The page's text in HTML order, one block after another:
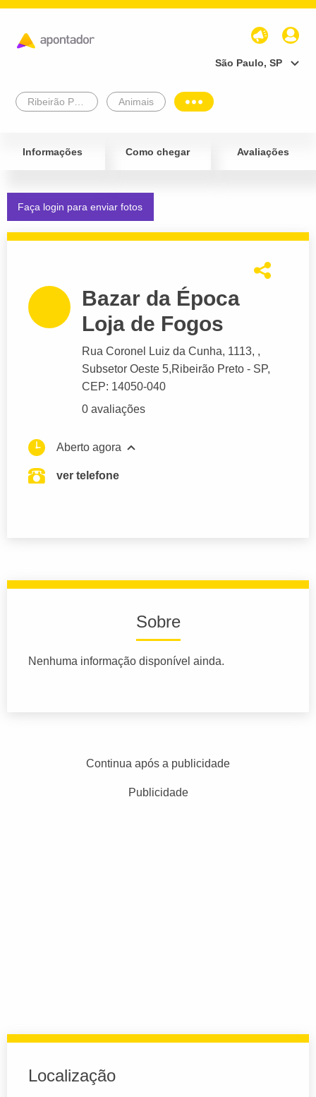
São Paulo, SP
Animais
Informações Como chegar Avaliações
Faça login para enviar fotos
Bazar da Época
Loja de Fogos
Rua Coronel Luiz da Cunha, 1113, ,
Subsetor Oeste 5,Ribeirão Preto - SP,
CEP: 14050-040
0 avaliações
Aberto agora
ver telefone
Sobre
Nenhuma informação disponível ainda.
Continua após a publicidade
Publicidade
Localização